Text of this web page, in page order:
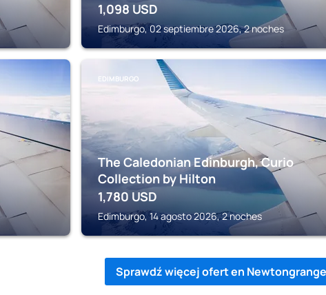
1,098 USD
Edimburgo, 02 septiembre 2026, 2 noches
EDIMBURGO
The Caledonian Edinburgh, Curio
Collection by Hilton
1,780 USD
Edimburgo, 14 agosto 2026, 2 noches
Sprawdź więcej ofert en Newtongrange